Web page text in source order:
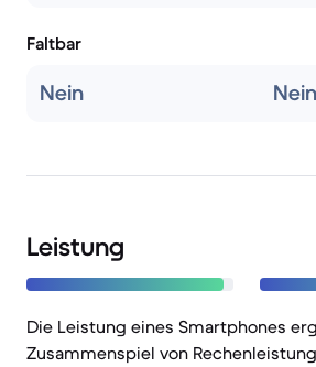
Faltbar
Nein Nein
Leistung
Die Leistung eines Smartphones
Zusammenspiel von